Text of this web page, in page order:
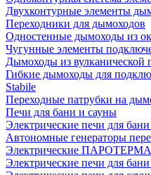
Двухконтурные элементы
Переходники для дымоходов
Одностенные дымоходы из
Чугунные элементы
Дымоходы из вулканической
Гибкие дымоходы для
Stabile
Переходные патрубки на
Печи для бани и сауны
Электрические печи для
Автономные генераторы
Электрические
Электрические печи для